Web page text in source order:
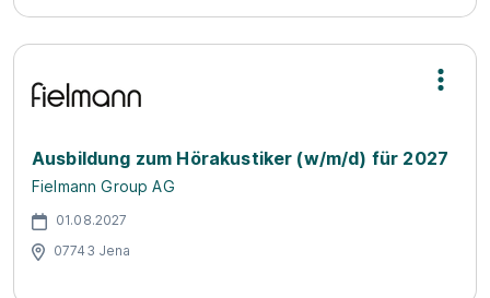
Ausbildung zum Hörakustiker (w/m/d) für 2027
Fielmann Group AG
01.08.2027
07743 Jena